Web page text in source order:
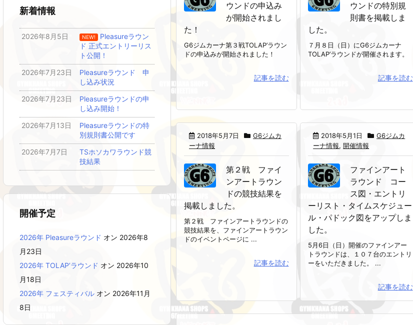
ウンドの申込み
が開始されまし
た！
G6ジムカーナ第３戦TOLAP’ラウン
ドの申込みが開始されました！
記事を読む
ウンドの特別規
則書を掲載しま
した。
７月８日（日）にG6ジムカーナ
TOLAP’ラウンドが開催されます。
記事を読む
2018年5月7日
G6ジムカ
ーナ情報
第２戦 ファイ
ンアートラウン
ドの競技結果を
掲載しました。
第２戦 ファインアートラウンドの
競技結果を、ファインアートラウン
ドのイベントページに ...
記事を読む
2018年5月1日
G6ジムカ
ーナ情報,開催情報
ファインアート
ラウンド コー
ス図・エントリ
ーリスト・タイムスケジュー
ル・パドック図をアップしま
した。
5月6日（日）開催のファインアー
トラウンドは、１０７台のエントリ
ーをいただきました。 ...
記事を読む
新着情報
2026年8月5日 NEW! Pleasureラウン
ド 正式エントリーリス
ト公開！
2026年7月23日
Pleasureラウンド 申
し込み状況
2026年7月23日
Pleasureラウンドの申
し込み開始！
2026年7月13日
Pleasureラウンドの特
別規則書公開です
2026年7月7日
TSホソカワラウンド競
技結果
開催予定
2026年 Pleasureラウンド オン 2026年8
月23日
2026年 TOLAP’ラウンド オン 2026年10
月18日
2026年 フェスティバル オン 2026年11月
8日